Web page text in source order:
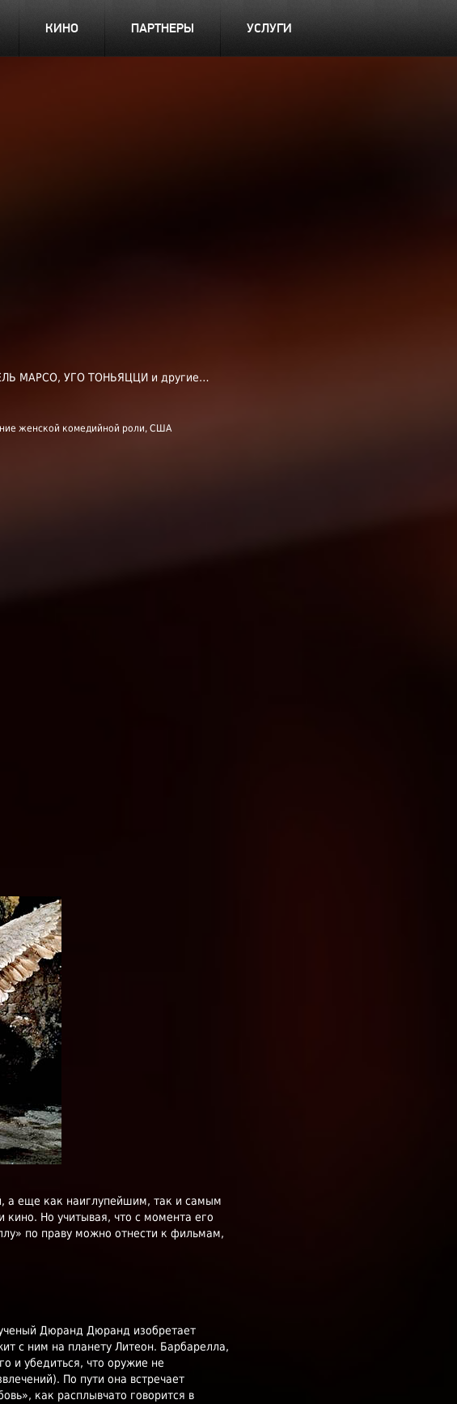
КИНО ПАРТНЕРЫ УСЛУГИ
МАРСО, УГО ТОНЬЯЦЦИ и другие…
женской комедийной роли, США
а еще как наиглупейшим, так и самым
Но учитывая, что с момента его
по праву можно отнести к фильмам,
Дюранд Дюранд изобретает
с ним на планету Литеон. Барбарелла,
и убедиться, что оружие не
По пути она встречает
как расплывчато говорится в